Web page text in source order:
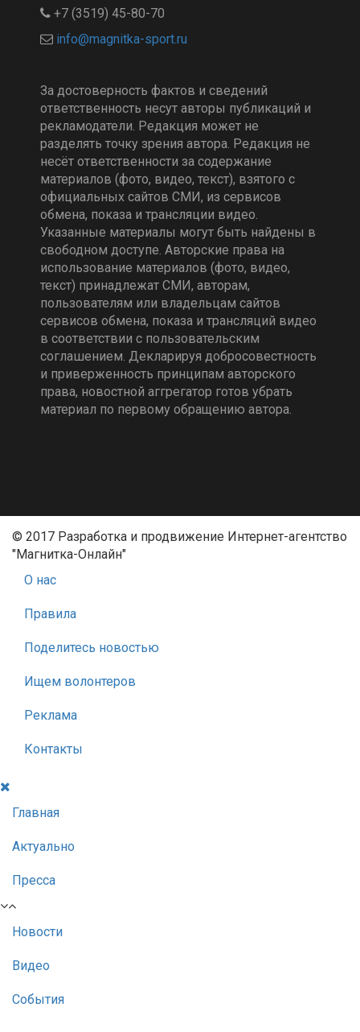
+7 (3519) 45-80-70
За достоверность фактов и сведений
ответственность несут авторы публикаций и
рекламодатели. Редакция может не
разделять точку зрения автора. Редакция не
несёт ответственности за содержание
материалов (фото, видео, текст), взятого с
официальных сайтов СМИ, из сервисов
обмена, показа и трансляции видео.
Указанные материалы могут быть найдены в
свободном доступе. Авторские права на
использование материалов (фото, видео,
текст) принадлежат СМИ, авторам,
пользователям или владельцам сайтов
сервисов обмена, показа и трансляций видео
в соответствии с пользовательским
соглашением. Декларируя добросовестность
и приверженность принципам авторского
права, новостной аггрегатор готов убрать
материал по первому обращению автора.
© 2017 Разработка и продвижение Интернет-агентство
"Магнитка-Онлайн"
О нас
Правила
Поделитесь новостью
Ищем волонтеров
Реклама
Контакты
Главная
Актуально
Пресса
Новости
Видео
События